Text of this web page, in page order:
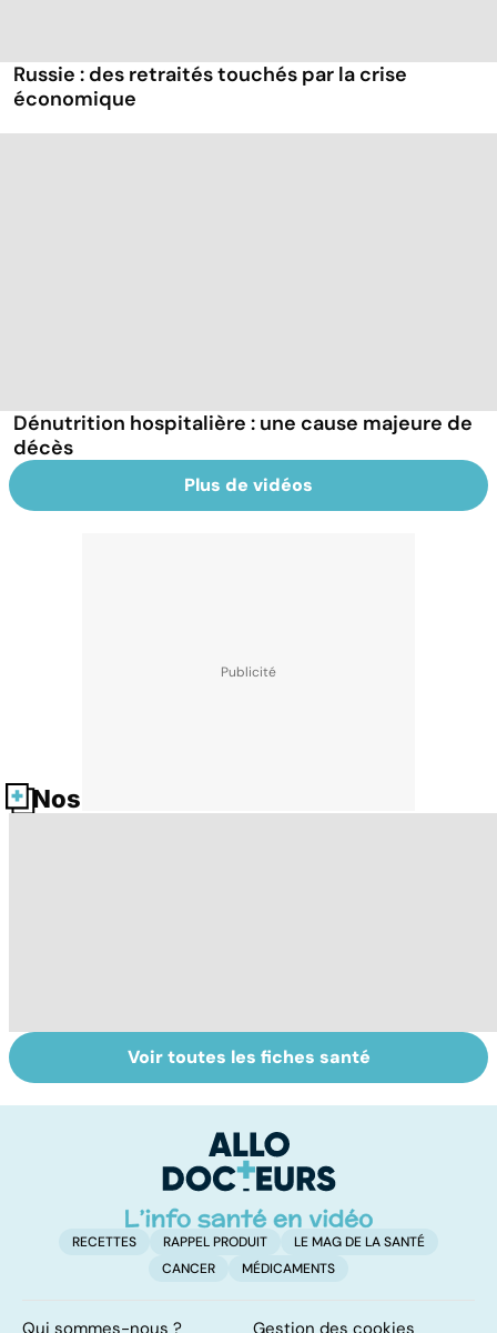
Russie : des retraités touchés par la crise
économique
Dénutrition hospitalière : une cause majeure de
décès
Plus de vidéos
Nos fiches santé
Faire du sport à
domicile, c'est
Don de gamètes :
le pour et le
levée de
l'anonymat
Voir toutes les fiches santé
RECETTES RAPPEL PRODUIT
LE MAG DE LA SANTÉ
CANCER
MÉDICAMENTS
Qui sommes-nous ? Gestion des cookies